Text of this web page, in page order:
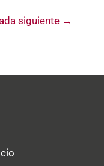
siguiente →